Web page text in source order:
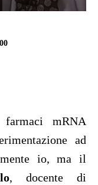
mRNA
ad
io, ma il
, docente di